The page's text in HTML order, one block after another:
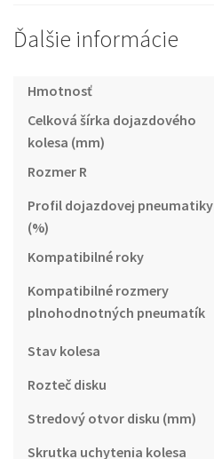
Ďalšie informácie
Hmotnosť
Celková šírka dojazdového
kolesa (mm)
Rozmer R
Profil dojazdovej pneumatiky
(%)
Kompatibilné roky
Kompatibilné rozmery
plnohodnotných pneumatík
Stav kolesa
Rozteč disku
Stredový otvor disku (mm)
Skrutka uchytenia kolesa